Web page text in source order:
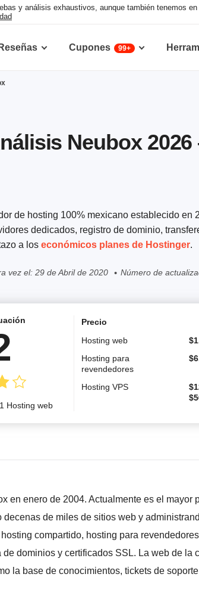
y análisis exhaustivos, aunque también tenemos
Reseñas Cupones 99+
Neubox
de hosting 100% mexicano establecido
dedicados, registro de dominio,
a los económicos planes de Hostinger.
vez el: 29 de Abril de 2020 Número de
Hosting web
Precio
Hosting web
$
Hosting para
revendedores
$
Hosting VPS $
$
en enero de 2004. Actualmente es el mayor
decenas de miles de sitios web y
compartido, hosting para
de dominios y certificados SSL. La web de la
la base de conocimientos, tickets de